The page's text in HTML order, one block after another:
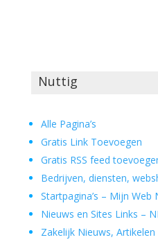
Nuttig
Alle Pagina’s
Gratis Link Toevoegen
Gratis RSS feed
Bedrijven, diensten,
Startpagina’s – Mijn Web
Nieuws en Sites Links –
Zakelijk Nieuws,